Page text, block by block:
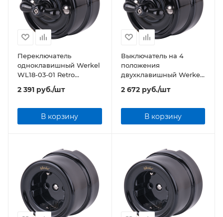
Переключатель
одноклавишный Werkel
WL18-03-01 Retro
2 391 руб./шт
В корзину
Выключатель на 4
положения
двухклавишный Werkel
WL18-01-05 Retro
черный
2 672руб./шт
В корзину